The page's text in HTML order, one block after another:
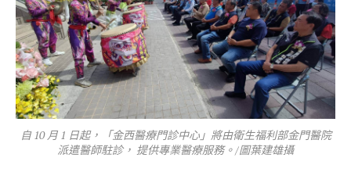
自 10 月 1 日起，「金西醫療門診中心」將由衛生福利部金門醫院
派遣醫師駐診， 提供專業醫療服務。/圖葉建雄攝